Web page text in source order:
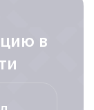
заявку на
пройдет
оптимальное
в